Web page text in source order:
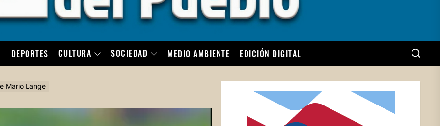
DEPORTES CULTURA SOCIEDAD MEDIO AMBIENTE EDICIÓN DIGITAL
Mario Lange